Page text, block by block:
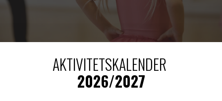
AKTIVITETSKALENDER
2026/2027